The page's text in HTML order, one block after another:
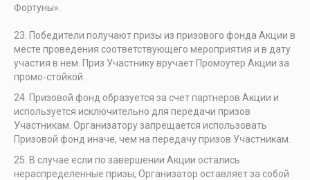
Фортуны».
Победители получают призы из призового фонда Акции в
месте проведения соответствующего мероприятия и в дату
участия в нем. Приз Участнику вручает Промоутер Акции за
промо-стойкой.
Призовой фонд образуется за счет партнеров Акции и
используется исключительно для передачи призов
Участникам. Организатору запрещается использовать
Призовой фонд иначе, чем на передачу призов Участникам.
В случае если по завершении Акции остались
нераспределенные призы, Организатор оставляет за собой